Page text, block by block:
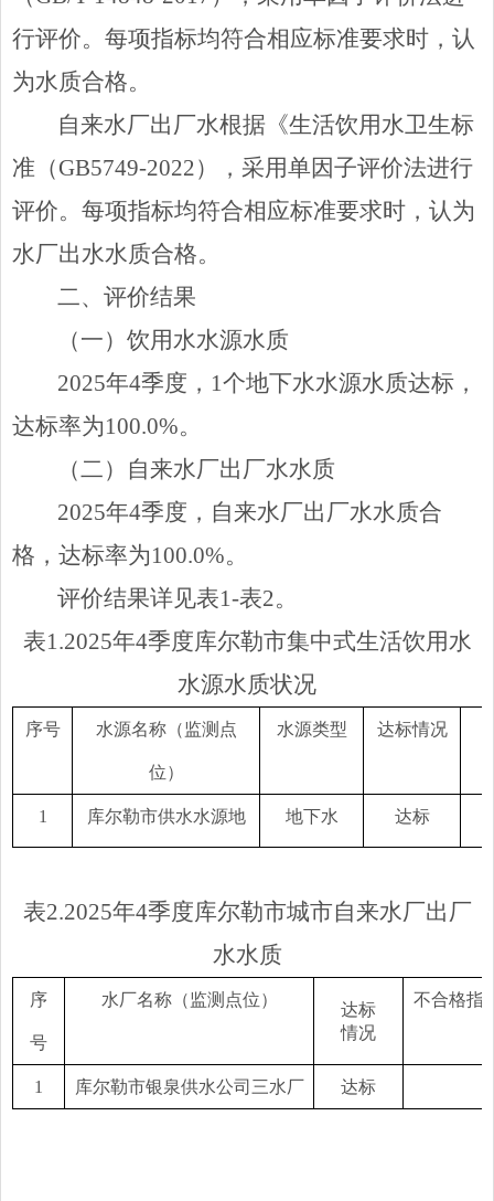
行评价。每项指标均符合相应标准要求时，认
为水质合格。
自来水厂出厂水根据《生活饮用水卫生标
准（GB5749-2022），采用单因子评价法进行
评价。每项指标均符合相应标准要求时，认为
水厂出水水质合格。
二、评价结果
（一）饮用水水源水质
2025年4季度 ， 1个地下水水源水质达标，
达标率为100.0%。
（二）自来水厂出厂水水质
2025年4季度，自来水厂出厂水水质合
格，达标率为100.0%。
评价结果详见表1-表2。
表1.2025年4季度库尔勒市集中式生活饮用水
水源水质状况
序号 水源名称（监测点
位）
水源类型 达标情况
1 库尔勒市供水水源地 地下水 达标
表2.2025年4季度库尔勒市城市自来水厂出厂
水水质
序
号
水厂名称（监测点位）
达标
情况
不合格指
1 库尔勒市银泉供水公司三水厂 达标